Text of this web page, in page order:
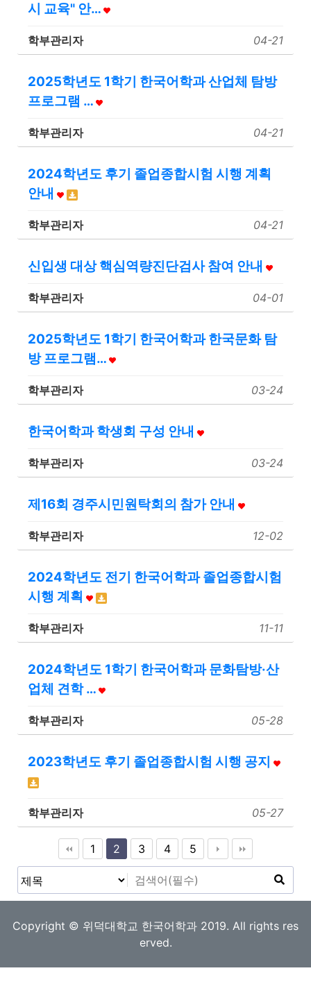
시 교육" 안…
학부관리자 04-21
2025학년도 1학기 한국어학과 산업체 탐방
프로그램 …
학부관리자 04-21
2024학년도 후기 졸업종합시험 시행 계획
안내
학부관리자 04-21
신입생 대상 핵심역량진단검사 참여 안내
학부관리자 04-01
2025학년도 1학기 한국어학과 한국문화 탐
방 프로그램…
학부관리자 03-24
한국어학과 학생회 구성 안내
학부관리자 03-24
제16회 경주시민원탁회의 참가 안내
학부관리자 12-02
2024학년도 전기 한국어학과 졸업종합시험
시행 계획
학부관리자 11-11
2024학년도 1학기 한국어학과 문화탐방·산
업체 견학 …
학부관리자 05-28
2023학년도 후기 졸업종합시험 시행 공지
학부관리자 05-27
1 2 3 4 5
Copyright © 위덕대학교 한국어학과 2019. All rights res
erved.